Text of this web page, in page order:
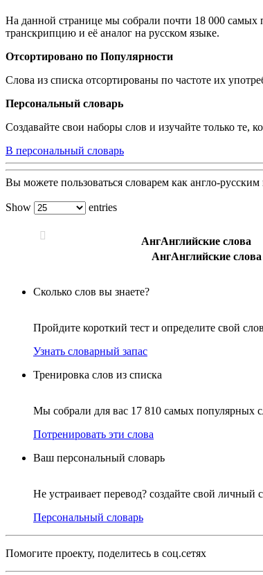
На данной странице мы собрали почти 18 000 самых
транскрипцию и её аналог на русском языке.
Отсортировано по Популярности
Слова из списка отсортированы по частоте их
Персональный словарь
Создавайте свои наборы слов и изучайте только те,
В персональный словарь
Вы можете пользоваться словарем как англо-
Show
entries
АнгАнглийские слова
АнгАнглийские слова
Сколько слов вы знаете?
Пройдите короткий тест и определите свой
Узнать словарный запас
Тренировка слов из списка
Мы собрали для вас 17 810 самых популярных
Потренировать эти слова
Ваш персональный словарь
Не устраивает перевод? создайте свой
Персональный словарь
Помогите проекту, поделитесь в соц.сетях